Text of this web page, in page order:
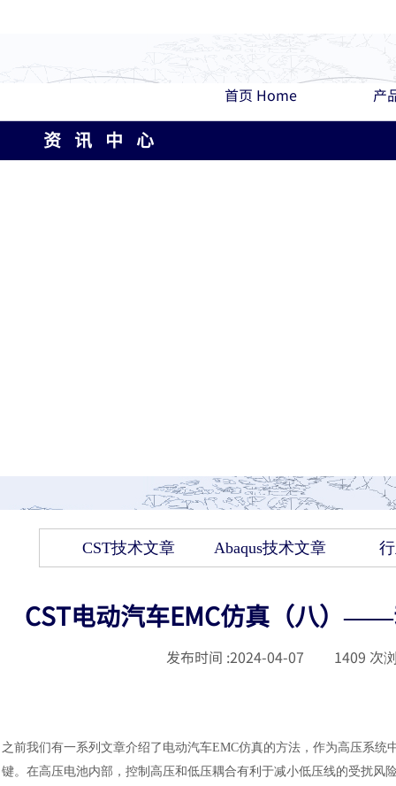
首页 Home 产
资 讯 中 心
CST技术文章 Abaqus技术文章
CST电动汽车EMC仿真（八）
发布时间 :2024-04-07 1409 次
之前我们有一系列文章介绍了电动汽车EMC仿真的方法，作为高压系统
键。在高压电池内部，控制高压和低压耦合有利于减小低压线的受扰风